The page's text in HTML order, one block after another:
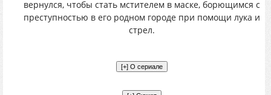
вернулся, чтобы стать мстителем в маске, борющимся с
преступностью в его родном городе при помощи лука и
стрел.